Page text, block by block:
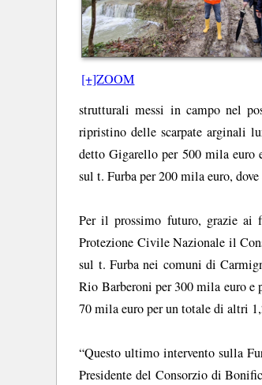
[+]ZOOM
strutturali messi in campo nel
ripristino delle scarpate arginali
detto Gigarello per 500 mila
sul t. Furba per 200 mila euro,
Per il prossimo futuro, grazie ai
Protezione Civile Nazionale il
sul t. Furba nei comuni di
Rio Barberoni per 300 mila euro e
70 mila euro per un totale di altri
“Questo ultimo intervento sulla
Presidente del Consorzio di